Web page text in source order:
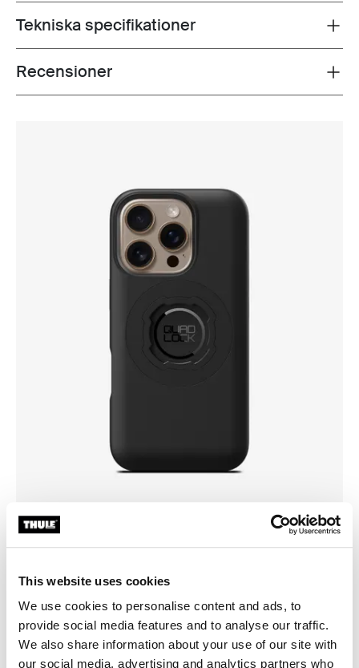
This website uses cookies
We use cookies to personalise content and ads, to
provide social media features and to analyse our traffic.
We also share information about your use of our site with
our social media, advertising and analytics partners who
Toggle techspec
Tekniska specifikationer
Toggle overview
Recensioner
Välj ett skal